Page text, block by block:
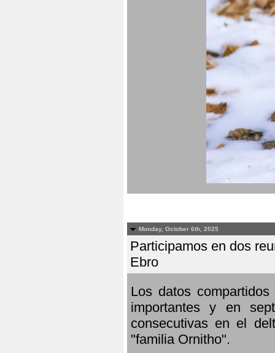
Monday, October 6th, 2025
Participamos en dos
Ebro
Los datos
importantes y en
consecutivas en el
"familia Ornitho".